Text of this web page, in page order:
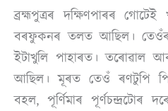
ব্ৰহ্মপুত্ৰৰ দক্ষিণপাৰৰ
বৰফুকনৰ তলত আছিল। তেওঁৰ
ইটাখুলি পাহাৰত।
আছিল। মূৰত তেওঁ ৰণটুপি
বহল, পূর্ণিমাৰ পূৰ্ণচন্দ্ৰটোৰ